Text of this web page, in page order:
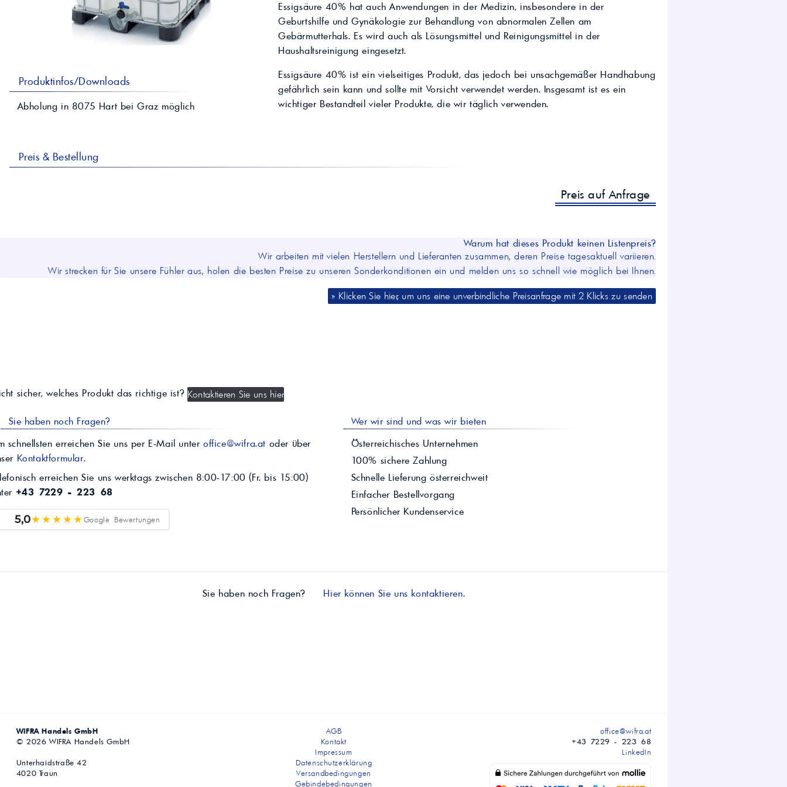
Lebensmittelverträgliche
Schmierstoffe
Prozessöle
Produkt anfragen Kontaktieren Sie uns!
professionelle Anwendungen.
Industriepigmente für
Farben & Beschichtungen
Farbmittel für Wasch- &
Reinigungsmittelindustrie
Landwirtschaft.
UTTO Öle – Universal
Tractor Transmission Oil
Kostenloser Maschinen-
Produkt anfragen Kontaktieren Sie uns!
Produkt anfragen Kontaktieren Sie uns!
Produktinfos/Downloads
Abholung in 8075 Hart bei Graz möglich
Essigsäure 40% hat auch Anwendungen in der Medizin, insbesondere in der
Geburtshilfe und Gynäkologie zur Behandlung von abnormalen Zellen am
Gebärmutterhals. Es wird auch als Lösungsmittel und Reinigungsmittel in der
Haushaltsreinigung eingesetzt.
Essigsäure 40% ist ein vielseitiges Produkt, das jedoch bei unsachgemäßer Handhabung
gefährlich sein kann und sollte mit Vorsicht verwendet werden. Insgesamt ist es ein
wichtiger Bestandteil vieler Produkte, die wir täglich verwenden.
Preis & Bestellung
Preis auf Anfrage
Warum hat dieses Produkt keinen Listenpreis?
Wir arbeiten mit vielen Herstellern und Lieferanten zusammen, deren Preise tagesaktuell variieren.
Wir strecken für Sie unsere Fühler aus, holen die besten Preise zu unseren Sonderkonditionen ein und melden uns so schnell wie möglich bei Ihnen.
» Klicken Sie hier, um uns eine unverbindliche Preisanfrage mit 2 Klicks zu senden
sicher, welches Produkt das richtige ist? Kontaktieren Sie uns hier
Sie haben noch Fragen?
schnellsten erreichen Sie uns per E-Mail unteroffice@wifra.at oder über
Kontaktformular.
erreichen Sie uns werktags zwischen 8:00-17:00 (Fr. bis 15:00)
+43 7229 - 223 68
5,0★★★★★Google Bewertungen
Wer wir sind und was wir bieten
Österreichisches Unternehmen
100% sichere Zahlung
Schnelle Lieferung österreichweit
Einfacher Bestellvorgang
Persönlicher Kundenservice
Sie haben noch Fragen? Hier können Sie uns kontaktieren.
WIFRA Handels GmbH
© 2026 WIFRA Handels GmbH
Unterhaidstraße 42
4020 Traun
AGB
Kontakt
Impressum
Datenschutzerklärung
Versandbedingungen
Gebindebedingungen
office@wifra.at
+43 7229 - 223 68
LinkedIn